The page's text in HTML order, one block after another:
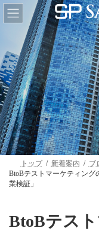
コ
ン
テ
へ
ス
キ
ッ
プ
ナ
ビ
ゲ
ョ
ン
に
移
動
トップ 新着案内
ブ
BtoBテストマーケティング
業検証」
BtoBテス